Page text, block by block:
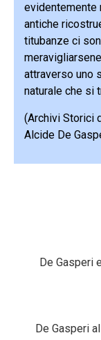
evidentemente
antiche
titubanze ci
attraverso uno
naturale che si
(Archivi Storici
Alcide De
De Gasperi
De Gasperi